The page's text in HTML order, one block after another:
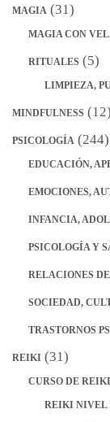
MAGIA (31)
MAGIA CON
RITUALES (5)
LIMPIEZA,
MINDFULNESS (12)
PSICOLOGÍA (244)
EDUCACIÓN,
EMOCIONES,
INFANCIA,
PSICOLOGÍA Y
RELACIONES
SOCIEDAD,
TRASTORNOS
REIKI (31)
CURSO DE REIKI
REIKI NIVEL